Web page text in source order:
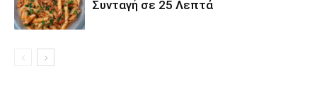
Συνταγή σε 25 Λεπτά